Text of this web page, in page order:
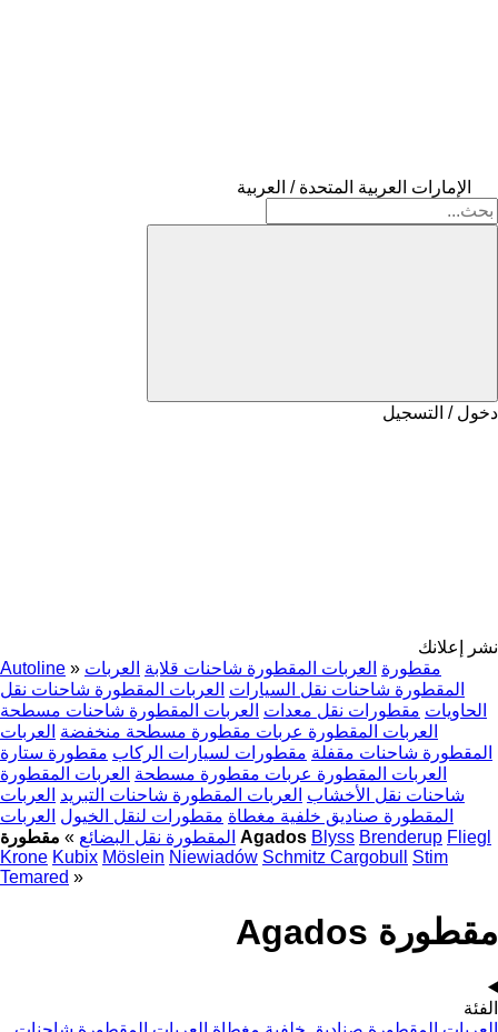
الإمارات العربية المتحدة / العربية
دخول / التسجيل
نشر إعلانك
Autoline » مقطورة العربات المقطورة شاحنات قلابة العربات
المقطورة شاحنات نقل السيارات العربات المقطورة شاحنات نقل
الحاويات مقطورات نقل معدات العربات المقطورة شاحنات مسطحة
العربات المقطورة عربات مقطورة مسطحة منخفضة العربات
المقطورة شاحنات مقفلة مقطورات لسيارات الركاب مقطورة ستارة
العربات المقطورة عربات مقطورة مسطحة العربات المقطورة
شاحنات نقل الأخشاب العربات المقطورة شاحنات التبريد العربات
المقطورة صناديق خلفية مغطاة مقطورات لنقل الخيول العربات
المقطورة نقل البضائع » مقطورة Agados Blyss Brenderup Fliegl
Krone Kubix Möslein Niewiadów Schmitz Cargobull
Stim
Temared »
مقطورة Agados
الفئة